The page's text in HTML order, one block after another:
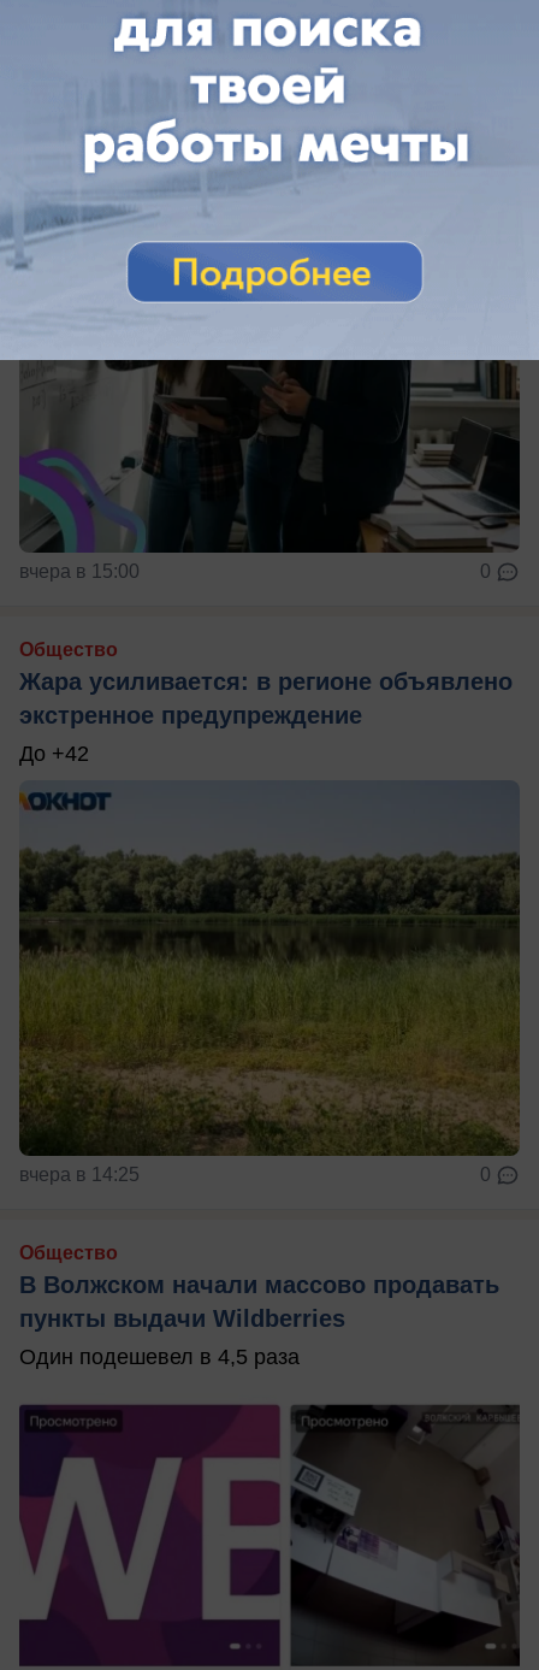
10–11 класс в «Годографе»: подготовка к
поступлению без бюрократии и стресса
вчера в 15:00 0
Общество
Жара усиливается: в регионе объявлено
экстренное предупреждение
До +42
вчера в 14:25 0
Общество
В Волжском начали массово продавать
пункты выдачи Wildberries
Один подешевел в 4,5 раза